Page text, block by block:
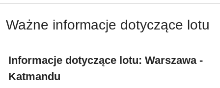
Ważne informacje dotyczące lotu
Informacje dotyczące lotu: Warszawa -
Katmandu